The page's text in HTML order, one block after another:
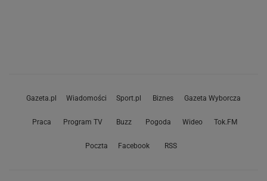
Gazeta.pl Wiadomości Sport.pl Biznes Gazeta Wyborcza
Praca Program TV Buzz Pogoda Wideo Tok.FM
Poczta Facebook RSS